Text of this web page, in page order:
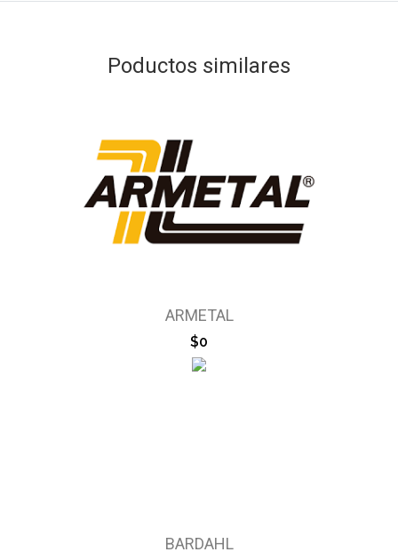
Poductos similares
ARMETAL
$0
BARDAHL